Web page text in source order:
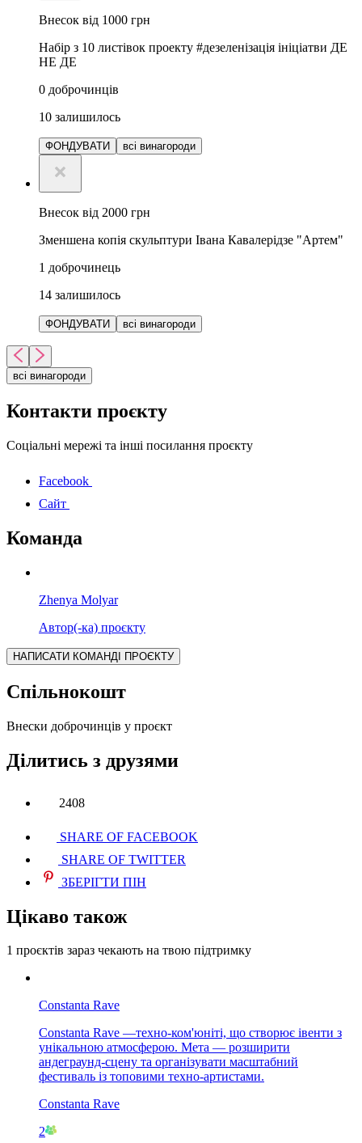
Внесок від 1000 грн
Набір з 10 листівок проекту #дезеленізація ініціатви ДЕ
НЕ ДЕ
0 доброчинців
10 залишилось
ФОНДУВАТИ всі винагороди
Внесок від 2000 грн
Зменшена копія скульптури Івана Кавалерідзе "Артем"
1 доброчинець
14 залишилось
ФОНДУВАТИ всі винагороди
всі винагороди
Контакти проєкту
Соціальні мережі та інші посилання проєкту
Facebook
Сайт
Команда
Zhenya Molyar
Автор(-ка) проєкту
НАПИСАТИ КОМАНДІ ПРОЄКТУ
Спільнокошт
Внески доброчинців у проєкт
Ділитись з друзями
2408
SHARE OF FACEBOOK
SHARE OF TWITTER
ЗБЕРІГТИ ПІН
Цікаво також
1 проєктів зараз чекають на твою підтримку
Constanta Rave
Constanta Rave —техно-ком'юніті, що створює івенти з
унікальною атмосферою. Мета — розширити
андеграунд-сцену та організувати масштабний
фестиваль із топовими техно-артистами.
Constanta Rave
2